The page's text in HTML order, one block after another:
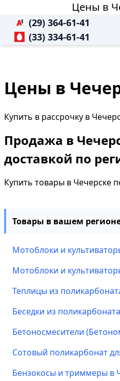
Цены в
(29) 364-61-41
(33) 334-61-41
Цены в
Купить в рассрочку в
Продажа в
доставкой по
Купить товары в Чечерске
Товары в вашем
Мотоблоки и
Мотоблоки и
Теплицы из
Беседки из
Бетоносмесители
Сотовый поликарбонат
Бензокосы и триммеры в